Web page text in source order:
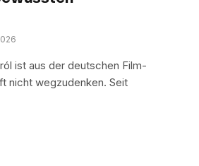
ist aus der deutschen Film-
nicht wegzudenken. Seit